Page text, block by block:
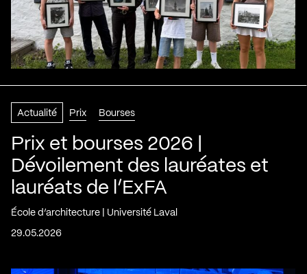
Actualité Prix Bourses
Prix et bourses 2026 |
Dévoilement des lauréates et
lauréats de l’ExFA
École d’architecture | Université Laval
29.05.2026